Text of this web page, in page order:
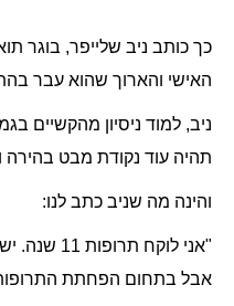
כך כותב ניב שלייפר, בוגר
האישי והארוך שהוא עבר
ניב, למוד ניסיון מהקשיים
תהיה עוד נקודת מבט
והינה מה שניב כתב לנו:
"אני
אבל בתחום הפחתת התרופות